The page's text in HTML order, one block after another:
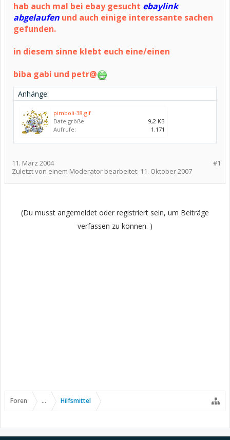
hab auch mal bei ebay gesucht ebaylink
abgelaufen und auch einige interessante sachen
gefunden.
in diesem sinne klebt euch eine/einen
biba gabi und petr@
Anhänge:
pimboli-38.gif
Dateigröße:
9,2 KB
Aufrufe:
1.171
#1
11. März 2004
Zuletzt von einem Moderator bearbeitet: 11. Oktober 2007
(Du musst angemeldet oder registriert sein, um Beiträge
verfassen zu können. )
Foren ... Hilfsmittel